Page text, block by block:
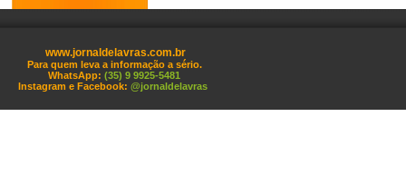
www.jornaldelavras.com.br
Para quem leva a informação a sério.
WhatsApp: (35) 9 9925-5481
Instagram e Facebook: @jornaldelavras